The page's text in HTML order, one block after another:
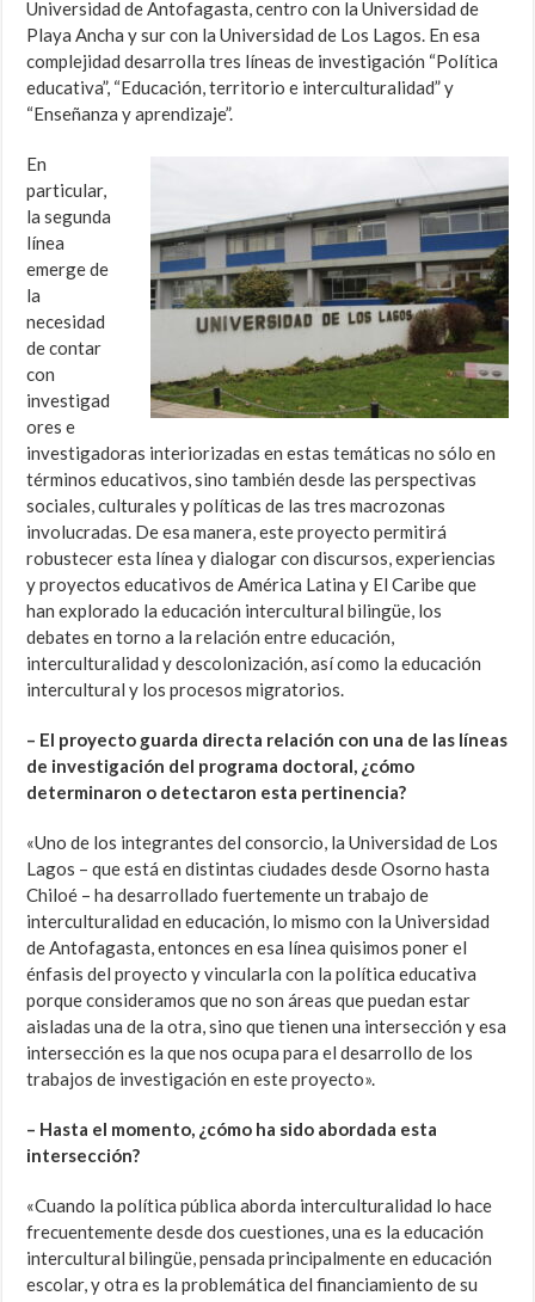
Universidad de Antofagasta, centro con la Universidad de
Playa Ancha y sur con la Universidad de Los Lagos. En esa
complejidad desarrolla tres líneas de investigación “Política
educativa”, “Educación, territorio e interculturalidad” y
“Enseñanza y aprendizaje”.
En
particular,
la segunda
línea
emerge de
la
necesidad
de contar
con
investigad
ores e
investigadoras interiorizadas en estas temáticas no sólo en
términos educativos, sino también desde las perspectivas
sociales, culturales y políticas de las tres macrozonas
involucradas. De esa manera, este proyecto permitirá
robustecer esta línea y dialogar con discursos, experiencias
y proyectos educativos de América Latina y El Caribe que
han explorado la educación intercultural bilingüe, los
debates en torno a la relación entre educación,
interculturalidad y descolonización, así como la educación
intercultural y los procesos migratorios.
– El proyecto guarda directa relación con una de las líneas
de investigación del programa doctoral, ¿cómo
determinaron o detectaron esta pertinencia?
«Uno de los integrantes del consorcio, la Universidad de Los
Lagos – que está en distintas ciudades desde Osorno hasta
Chiloé – ha desarrollado fuertemente un trabajo de
interculturalidad en educación, lo mismo con la Universidad
de Antofagasta, entonces en esa línea quisimos poner el
énfasis del proyecto y vincularla con la política educativa
porque consideramos que no son áreas que puedan estar
aisladas una de la otra, sino que tienen una intersección y esa
intersección es la que nos ocupa para el desarrollo de los
trabajos de investigación en este proyecto».
– Hasta el momento, ¿cómo ha sido abordada esta
intersección?
«Cuando la política pública aborda interculturalidad lo hace
frecuentemente desde dos cuestiones, una es la educación
intercultural bilingüe, pensada principalmente en educación
escolar, y otra es la problemática del financiamiento de su